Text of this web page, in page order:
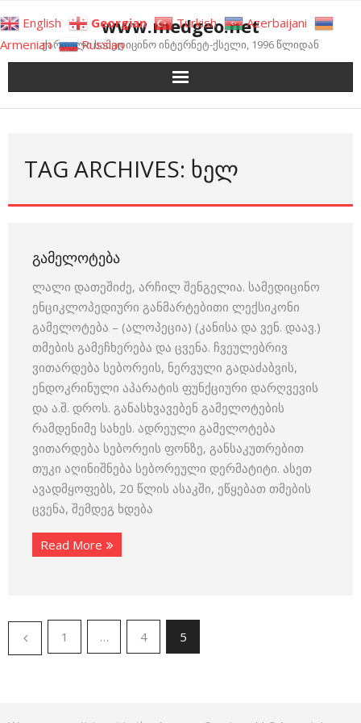
to
content
www.medgeo.net
ქართული სამედიცინო ინტერნეტ-ქსელი, 1996 წლიდან
TAG ARCHIVES: ᲮᲔᲚ
ᲒᲐᲛᲔᲚᲝᲢᲔᲑᲐ
ლალი დათეშიძე, არჩილ შენგელია. სამედიცინო
ენციკლოპედიური განმარტებითი ლექსიკონი
გამელოტება – (ალოპეცია) (კანისა და ვენ. დაავ.)
თმების გამეჩხერება და ცვენა. ჩვეულებრივ
ვითარდება სებორეის, ნერვული გადაძაბვის,
ენდოკრინული აპარატის ფუნქციური დარღვევის
და ა.შ. დროს. განასხვავებენ გამელოტების
რამდენიმე სახეს. ადრეული გამელოტება
ვითარდება სებორეის ფონზე, განსაკუთრებით
თუკი აღინიშნება სებორეული დერმატიტი. ასეთ
ავადმყოფებს, 20 წლის ასაკში, ეწყებათ თმების
ცვენა, შემდეგ ხდება
Read More
1 … 4 5
English Georgian Turkish
Azerbaijani
Armenian
Russian